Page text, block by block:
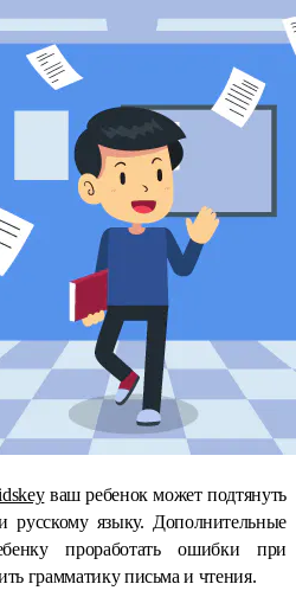
ваш ребенок может подтянуть
русскому языку. Дополнительные
проработать ошибки при
грамматику письма и чтения.